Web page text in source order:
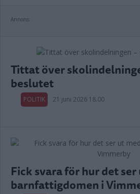
Annons:
Tittat över
beslutet
POLITIK 21 juni 2026 18.00
Fick svara för hur det
barnfattigdomen i